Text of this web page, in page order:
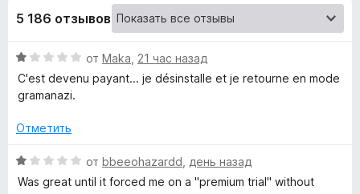
e
x
о
р
р
е
к
н
н
а
4
з
5 186 отзывов
О
ц
е
е
о
н
от Maka 21 час назад
C'est devenu payant... je désinstalle et je retourne en mode
gramanazi.
Отметить
О
ц
от bbeeohazardd день назад
Was great until it forced me on a "premium trial" without